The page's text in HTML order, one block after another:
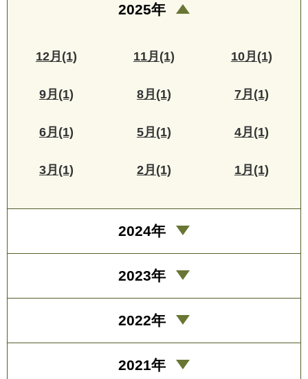
2025年
12月(1) 11月(1) 10月(1)
9月(1) 8月(1) 7月(1)
6月(1) 5月(1) 4月(1)
3月(1) 2月(1) 1月(1)
2024年
2023年
2022年
2021年